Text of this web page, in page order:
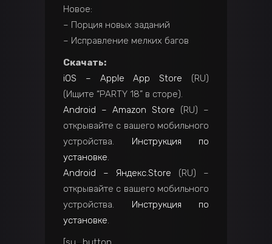
Новое:
– Порция новых заданий
– Исправление мелких багов
Скачать:
iOS – Apple App Store (RU)
(Ищите “PARTY 18” в сторе).
Android – Amazon Store (RU) –
открывайте с вашего мобильного
устройства.
Инструкция по
установке.
Android – Яндекс.Store (RU) –
открывайте с вашего мобильного
устройства.
Инструкция по
установке.